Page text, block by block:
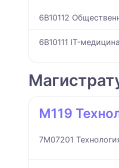
6B10112
6B10111 IT-медицина
M119
7M07201